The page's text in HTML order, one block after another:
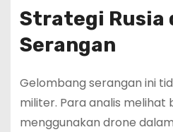
Strategi Rusia
Serangan
Gelombang serangan ini
militer. Para analis melihat
menggunakan drone